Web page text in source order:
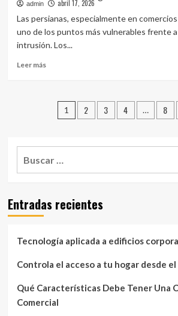
Acceso
Digital
En
Centros
Comerciales
admin abril 17, 2026
Las persianas, especialmente en
uno de los puntos más vulnerables frente
intrusión. Los...
Leer másLeer
intento
persianas
Paginación
entradas
1 2 3 4 … 8
Entradas recientes
Tecnología aplicada a edificios
Controla el acceso a tu hogar desde el
Qué Características Debe Tener Una
Comercial